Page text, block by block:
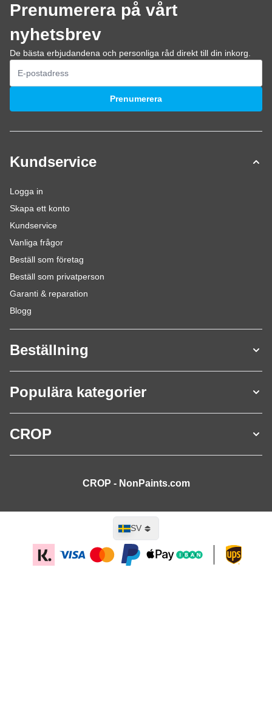
Prenumerera på vårt
nyhetsbrev
De bästa erbjudandena och personliga råd direkt till din inkorg.
E-postadress
Prenumerera
Kundservice
Logga in
Skapa ett konto
Kundservice
Vanliga frågor
Beställ som företag
Beställ som privatperson
Garanti & reparation
Blogg
Beställning
Populära kategorier
CROP
CROP - NonPaints.com
Språk
SV